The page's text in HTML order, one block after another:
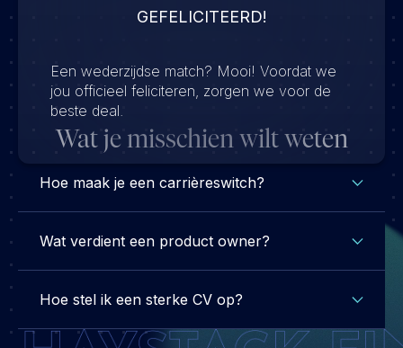
GEFELICITEERD!
Een wederzijdse match? Mooi! Voordat we
jou officieel feliciteren, zorgen we voor de
beste deal.
Wat je misschien wilt weten
Hoe maak je een carrièreswitch?
Wat verdient een product owner?
Hoe stel ik een sterke CV op?